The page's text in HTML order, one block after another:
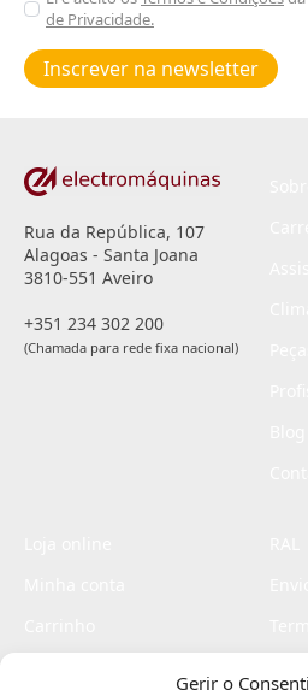
Gerir o
Poiticas
de
privacidade
de Privacidade.
Inscrever na newsletter
Rua da República, 107
Alagoas - Santa Joana
3810-551 Aveiro
+351 234 302 200
(Chamada para rede fixa nacional)